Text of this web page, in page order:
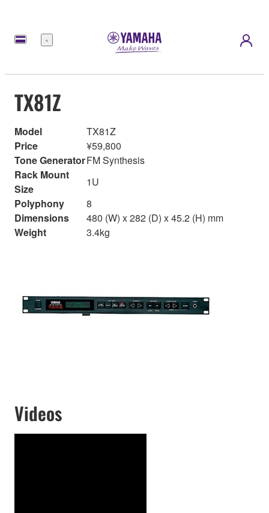
Menu
TX81Z
Model
TX81Z
Price
¥59,800
Tone GeneratorFM Synthesis
Rack Mount
Size
1U
Polyphony
8
Dimensions
480 (W) x 282 (D) x 45.2 (H) mm
Weight
3.4kg
Videos